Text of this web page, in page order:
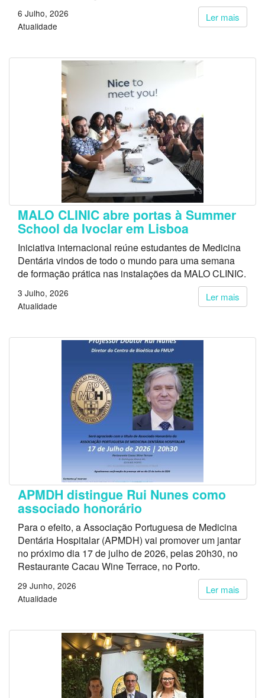
Ler mais
6 Julho, 2026
Atualidade
MALO CLINIC abre portas à Summer
School da Ivoclar em Lisboa
Iniciativa internacional reúne estudantes de Medicina
Dentária vindos de todo o mundo para uma semana
de formação prática nas instalações da MALO CLINIC.
Ler mais
3 Julho, 2026
Atualidade
APMDH distingue Rui Nunes como
associado honorário
Para o efeito, a Associação Portuguesa de Medicina
Dentária Hospitalar (APMDH) vai promover um jantar
no próximo dia 17 de julho de 2026, pelas 20h30, no
Restaurante Cacau Wine Terrace, no Porto.
Ler mais
29 Junho, 2026
Atualidade